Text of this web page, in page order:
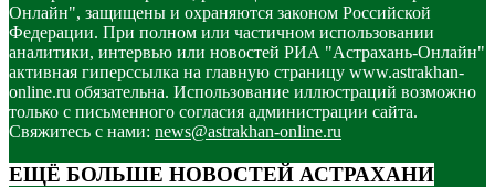
Онлайн", защищены и охраняются законом Российской
Федерации. При полном или частичном использовании
аналитики, интервью или новостей РИА "Астрахань-Онлайн"
активная гиперссылка на главную страницу www.astrakhan-
online.ru обязательна. Использование иллюстраций возможно
только с письменного согласия администрации сайта.
Свяжитесь с нами: news@astrakhan-online.ru
ЕЩЁ БОЛЬШЕ НОВОСТЕЙ АСТРАХАНИ